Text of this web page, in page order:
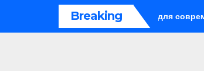
Breaking
решение для современного